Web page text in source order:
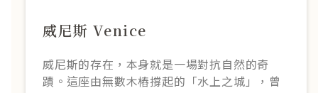
威尼斯 Venice
威尼斯的存在，本身就是一場對抗自然的奇
蹟。這座由無數木樁撐起的「水上之城」，曾